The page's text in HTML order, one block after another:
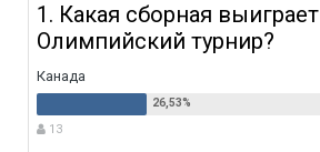
1. Какая сборная выиграет
Олимпийский турнир?
Канада
13